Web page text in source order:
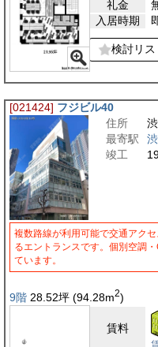
礼金
入居時期
検討リス
[021424] フジビル40
住所
最寄駅
竣工
複数路線が利用可能で交通アク
るエントランスです。個別空調
ています。
9階 28.52坪 (94.28m2)
賃料